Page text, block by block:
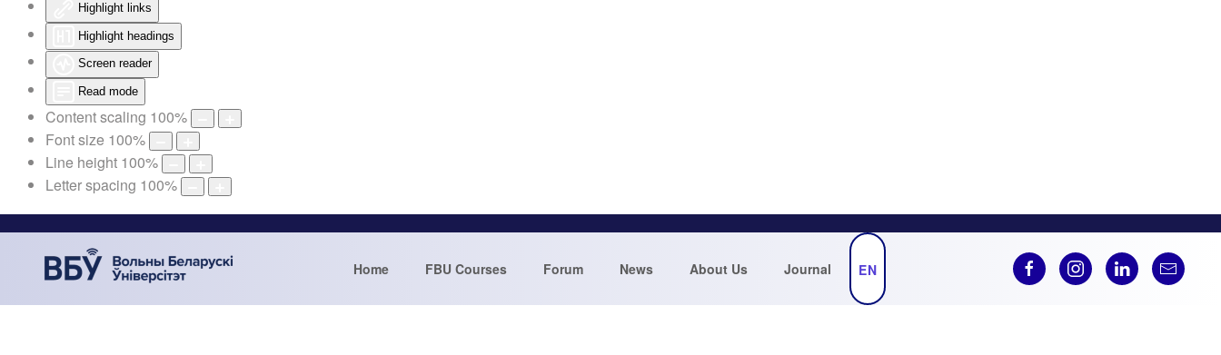
Highlight links
Highlight headings
Screen reader
Read mode
Content scaling 100%
Font size 100%
Line height 100%
Letter spacing 100%
Home FBU Courses Forum News About Us Journal EN